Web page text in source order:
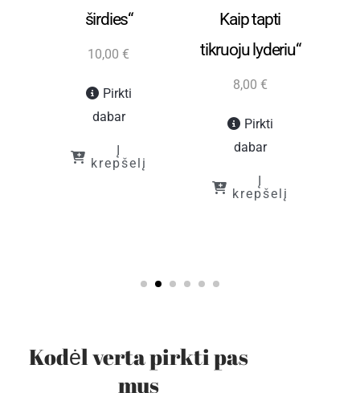
širdies“
10,00€
Pirkti
dabar
Į
krepšelį
Kaip tapti
tikruoju lyderiu“
8,00 €
Pirkti
dabar
Į
krepšelį
Kodėl verta pirkti pas
mus